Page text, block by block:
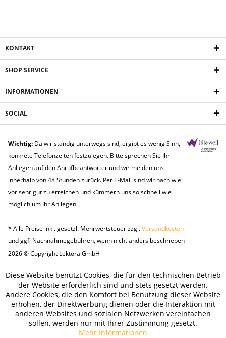
KONTAKT
SHOP SERVICE
INFORMATIONEN
SOCIAL
Wichtig: Da wir ständig unterwegs sind, ergibt es wenig Sinn,
konkrete Telefonzeiten festzulegen. Bitte sprechen Sie Ihr
Anliegen auf den Anrufbeantworter und wir melden uns
innerhalb von 48 Stunden zurück. Per E-Mail sind wir nach wie
vor sehr gut zu erreichen und kümmern uns so schnell wie
möglich um Ihr Anliegen.
* Alle Preise inkl. gesetzl. Mehrwertsteuer zzgl.Versandkosten
und ggf. Nachnahmegebühren, wenn nicht anders beschrieben
2026 © Copyright Lektora GmbH
Diese Website benutzt Cookies, die für den technischen Betrieb
der Website erforderlich sind und stets gesetzt werden.
Andere Cookies, die den Komfort bei Benutzung dieser Website
erhöhen, der Direktwerbung dienen oder die Interaktion mit
anderen Websites und sozialen Netzwerken vereinfachen
sollen, werden nur mit Ihrer Zustimmung gesetzt.
Mehr Informationen